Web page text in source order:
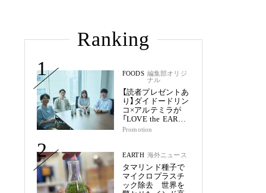
Ranking
1
FOODS 編集部オリジ
ナル
【読者プレゼントあ
り】ダイドードリン
コ×アルテミラが
「LOVE the EARTH
シリーズ」で目指す
Promotion
2 EARTH 海外ニュース
タマリンド種子で
マイクロプラスチ
ック除去 世界を